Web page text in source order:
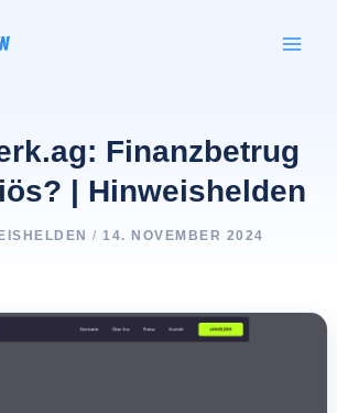
Finanzbetrug
| Hinweishelden
/14. NOVEMBER 2024